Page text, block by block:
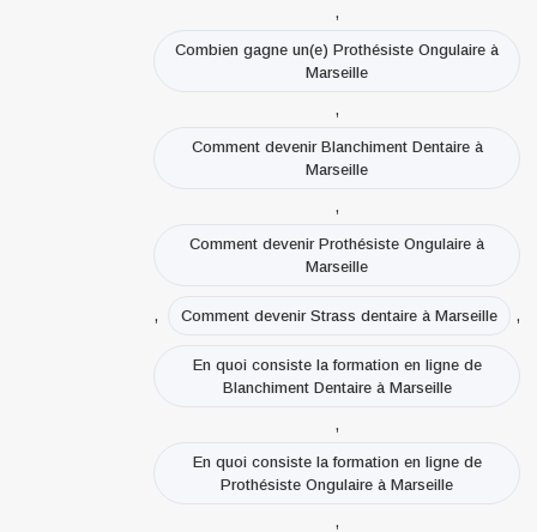
,
Combien gagne un(e) Prothésiste Ongulaire à
Marseille
,
Comment devenir Blanchiment Dentaire à
Marseille
,
Comment devenir Prothésiste Ongulaire à
Marseille
, Comment devenir Strass dentaire à Marseille ,
En quoi consiste la formation en ligne de
Blanchiment Dentaire à Marseille
,
En quoi consiste la formation en ligne de
Prothésiste Ongulaire à Marseille
,